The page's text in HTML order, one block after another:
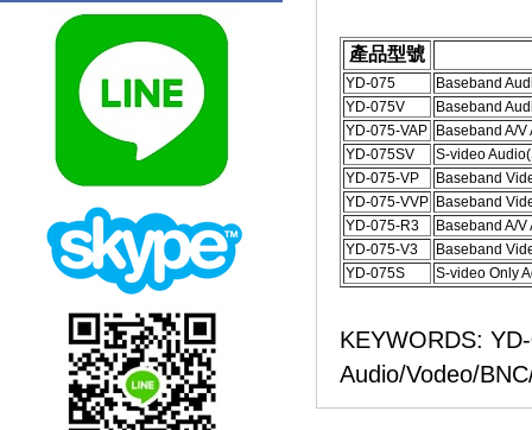
產品型號
YD-075
Baseband
YD-075V
Baseband
YD-075-VAP
Baseband A/
YD-075SV
S-video
YD-075-VP
Baseband
YD-075-VVP Baseband
YD-075-R3
Baseband A/
YD-075-V3
Baseband
YD-075S
S-video Only
KEYWORDS:
Audio/Vodeo/